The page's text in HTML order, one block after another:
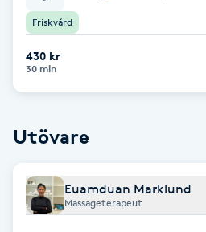
Color correction
Cryoterapi
D
Damklippning
Dermapen
Diamantslipning
Friskvård
430 kr
30 min
Utövare
Euamduan Marklund
Massageterapeut